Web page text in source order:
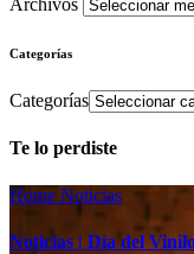
Archivos
Categorías
Categorías
Te lo perdiste
Home Noticias
Noticias | Día del